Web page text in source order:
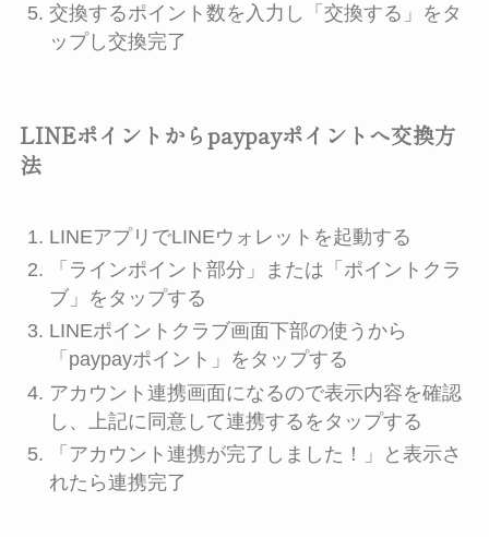
交換するポイント数を入力し「交換する」をタ
ップし交換完了
LINEポイントからpaypayポイントへ交換方
法
LINEアプリでLINEウォレットを起動する
「ラインポイント部分」または「ポイントクラ
ブ」をタップする
LINEポイントクラブ画面下部の使うから
「paypayポイント」をタップする
アカウント連携画面になるので表示内容を確認
し、上記に同意して連携するをタップする
「アカウント連携が完了しました！」と表示さ
れたら連携完了